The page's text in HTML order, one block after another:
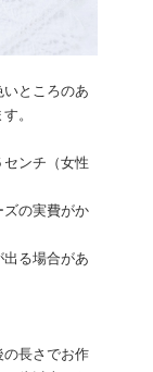
ところのあ
。
ンチ（女性
ズの実費がか
出る場合があ
の長さでお作